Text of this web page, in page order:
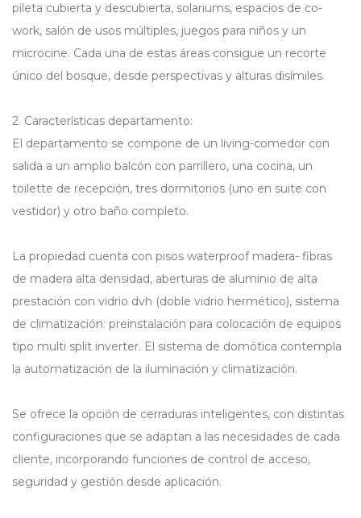
pileta cubierta y descubierta, solariums, espacios de co-
work, salón de usos múltiples, juegos para niños y un
microcine. Cada una de estas áreas consigue un recorte
único del bosque, desde perspectivas y alturas disímiles.
2. Características departamento:
El departamento se compone de un living-comedor con
salida a un amplio balcón con parrillero, una cocina, un
toilette de recepción, tres dormitorios (uno en suite con
vestidor) y otro baño completo.
La propiedad cuenta con pisos waterproof madera- fibras
de madera alta densidad, aberturas de aluminio de alta
prestación con vidrio dvh (doble vidrio hermético), sistema
de climatización: preinstalación para colocación de equipos
tipo multi split inverter. El sistema de domótica contempla
la automatización de la iluminación y climatización.
Se ofrece la opción de cerraduras inteligentes, con distintas
configuraciones que se adaptan a las necesidades de cada
cliente, incorporando funciones de control de acceso,
seguridad y gestión desde aplicación.